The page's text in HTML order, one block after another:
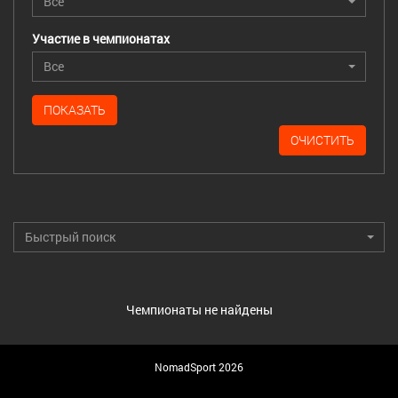
Участие в чемпионатах
Все
ПОКАЗАТЬ
ОЧИСТИТЬ
Быстрый поиск
Чемпионаты не найдены
NomadSport 2026